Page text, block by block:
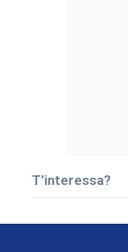
T’interessa?